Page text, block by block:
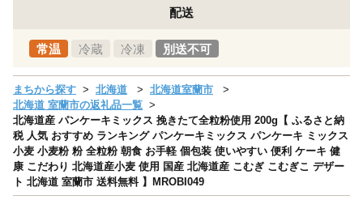
配送
常温 冷蔵 冷凍 別送不可
まちから探す 北海道
北海道室蘭市
北海道 室蘭市の返礼品一覧
北海道産 パンケーキミックス 挽きたて全粒粉使用 200g【 ふるさと納
税 人気 おすすめ ランキング パンケーキミックス パンケーキ ミックス
小麦 小麦粉 粉 全粒粉 朝食 お手軽 個包装 使いやすい 便利 ケーキ 健
康 こだわり 北海道産小麦 使用 国産 北海道産 こむぎ こむぎこ デザー
ト 北海道 室蘭市 送料無料 】MROBI049